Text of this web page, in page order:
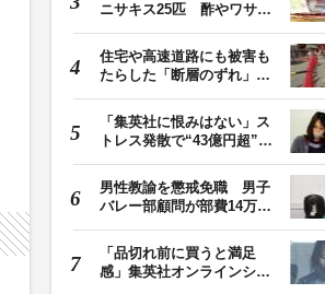
ニサキス25匹 酢やワサビ
住宅や高速道路にも被害も
たらした「断層のずれ」
「集英社に恨みはない」ス
トレス発散で“43億円超”の
男性教諭を懲戒免職 男子
バレー部顧問が部費14万円
「品切れ前に買うと満足
感」集英社オンラインショ